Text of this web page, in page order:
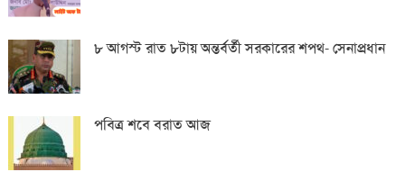
৮ আগস্ট রাত ৮টায় অন্তর্বর্তী সরকারের শপথ- সেনাপ্রধান
পবিত্র শবে বরাত আজ